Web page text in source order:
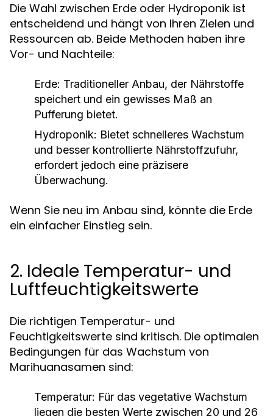
Die Wahl zwischen Erde oder Hydroponik ist
entscheidend und hängt von Ihren Zielen und
Ressourcen ab. Beide Methoden haben ihre
Vor- und Nachteile:
Erde: Traditioneller Anbau, der Nährstoffe
speichert und ein gewisses Maß an
Pufferung bietet.
Hydroponik: Bietet schnelleres Wachstum
und besser kontrollierte Nährstoffzufuhr,
erfordert jedoch eine präzisere
Überwachung.
Wenn Sie neu im Anbau sind, könnte die Erde
ein einfacher Einstieg sein.
2. Ideale Temperatur- und
Luftfeuchtigkeitswerte
Die richtigen Temperatur- und
Feuchtigkeitswerte sind kritisch. Die optimalen
Bedingungen für das Wachstum von
Marihuanasamen sind:
Temperatur: Für das vegetative Wachstum
liegen die besten Werte zwischen 20 und 26